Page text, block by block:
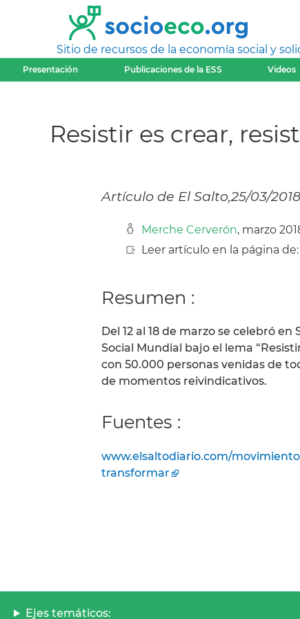
Sitio de recursos de la economía social y
Presentación Publicaciones de la ESS Videos
Resistir es crear,
Artículo de El Salto,25/03/2018
Merche Cerverón, marzo
Leer artículo en la página de:
Resumen :
Del 12 al 18 de marzo se celebró
Social Mundial bajo el lema
con 50.000 personas venidas de
de momentos reivindicativos.
Fuentes :
www.elsaltodiario.com/
transformar
Ejes temáticos: